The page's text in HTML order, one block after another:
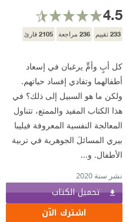
4.5
233 تقييم 236 مراجعة 2105 قارئ
كل أبٍ وأمٍّ يرغبان في إسعاد
أطفالهما وتفادي إفساد حياتهم.
ولكن ما هو السبيل إلى ذلك؟ في
هذا الكتاب المفيد والممتع، تتناول
المعالجة النفسية المعروفة فيليبا
بيري المسائلَ الجوهرية في تربية
الأطفال. و...
نشر سنة 2020
تحميل الكتاب
اشترك الآن